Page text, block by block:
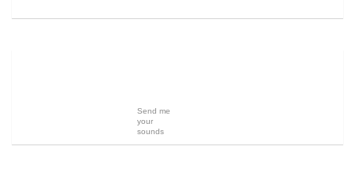
Send me
your
sounds